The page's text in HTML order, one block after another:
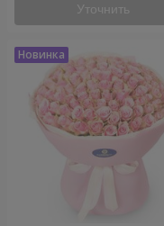
Уточнить